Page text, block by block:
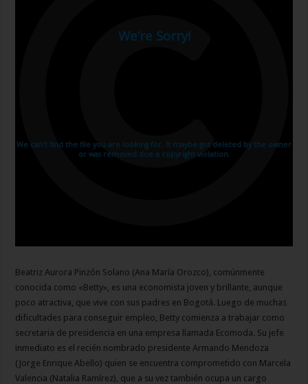
Beatriz Aurora Pinzón Solano (Ana María Orozco), comúnmente
conocida como «Betty», es una economista joven y brillante, aunque
poco atractiva, que vive con sus padres en Bogotá. Luego de muchas
dificultades para conseguir empleo, Betty comienza a trabajar como
secretaria de presidencia en una empresa llamada Ecomoda. Su jefe
inmediato es el recién nombrado presidente Armando Mendoza
(Jorge Enrique Abello) quien se encuentra comprometido con Marcela
Valencia (Natalia Ramírez), que a su vez también ocupa un cargo